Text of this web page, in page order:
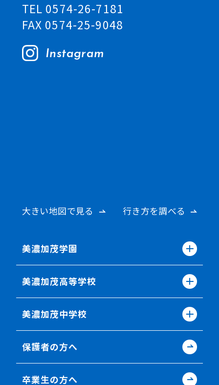
TEL 0574-26-7181
FAX 0574-25-9048
Instagram
大きい地図で見る 行き方を調べる
美濃加茂学園
美濃加茂高等学校
美濃加茂中学校
保護者の方へ
卒業生の方へ